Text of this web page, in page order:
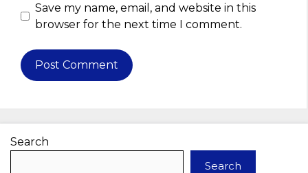
Save my name, email, and website in this
browser for the next time I comment.
Search
Search